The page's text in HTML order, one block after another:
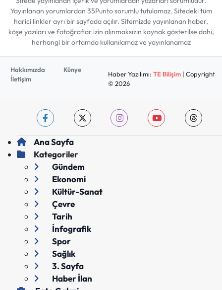
Yayınlanan yorumlardan 35Punto sorumlu tutulamaz. Sitedeki tüm
harici linkler ayrı bir sayfada açılır. Sitemizde yayınlanan haber,
köşe yazıları ve fotoğraflar izin alınmaksızın kaynak gösterilse dahi,
herhangi bir ortamda kullanılamaz ve yayınlanamaz
Hakkımızda
Künye
İletişim
Haber Yazılımı: TE Bilişim| Copyright
© 2026
Ana Sayfa
Kategoriler
Gündem
Ekonomi
Kültür-Sanat
Çevre
Tarih
İnfografik
Spor
Sağlık
3. Sayfa
Haber İlan